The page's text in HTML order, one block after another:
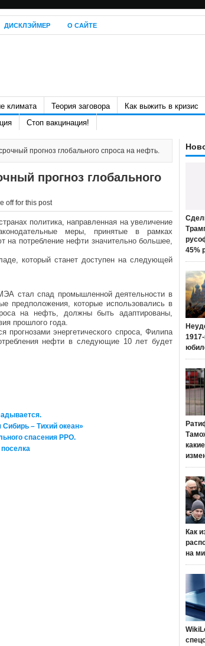
ДИСКЛЭЙМЕР О САЙТЕ
климата Теория заговора Как выжить в кризис
Стоп вакцинация!
прогноз глобального спроса на нефть.
прогноз глобального
off for this post
политика, направленная на увеличение
меры, принятые в рамках
на потребление нефти значительно большее,
который станет доступен на следующей
стал спад промышленной деятельности в
предположения, которые использовались в
на нефть, должны быть адаптированы,
прошлого года.
прогнозами энергетического спроса, Филипа
нефти в следующие 10 лет будет
– Тихий океан»
спасения РРО.
45%
Как
на